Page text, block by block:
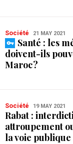
Société 21 MAY 2021
Santé : les
doivent-ils
Maroc ?
Société 19 MAY 2021
Rabat :
attroupement
la voie publique